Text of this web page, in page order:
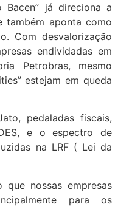
Bacen” já direciona a
também aponta como
Com desvalorização
endividadas em
Petrobras, mesmo
estejam em queda
pedaladas fiscais,
e o espectro de
na LRF ( Lei da
nossas empresas
para os